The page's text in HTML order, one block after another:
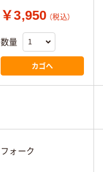
￥3,950 （税込）
数量
カゴへ
フォーク